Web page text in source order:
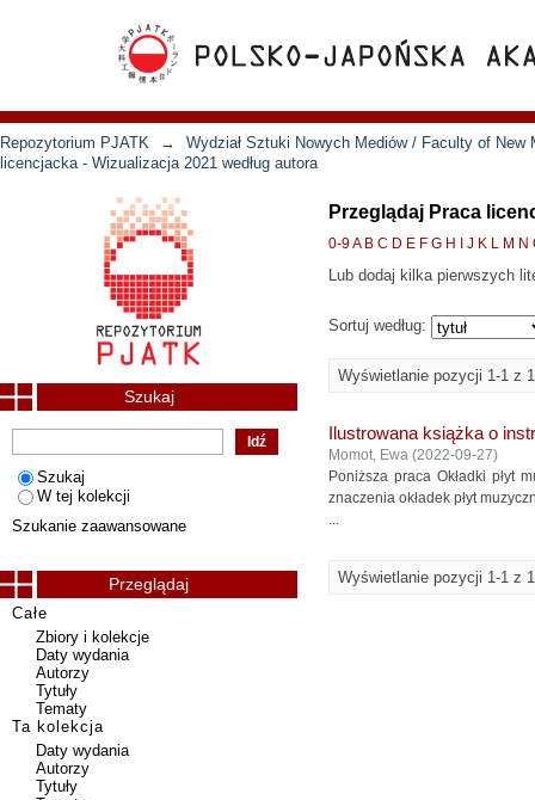
Repozytorium PJATK →
Wydział Sztuki Nowych Mediów / Faculty of New
licencjacka - Wizualizacja 2021 według autora
Przeglądaj Praca
0-9A B C D E F G H J K L M N
Lub dodaj kilka pierwszych
Sortuj według:
Wyświetlanie pozycji 1-1 z 1
Ilustrowana książka o
Momot, Ewa (2022-09-27)
Poniższa praca Okładki płyt
znaczenia okładek płyt
...
Wyświetlanie pozycji 1-1 z 1
Szukaj
Szukaj
W tej kolekcji
Szukanie zaawansowane
Przeglądaj
Całe
Zbiory i kolekcje
Daty wydania
Autorzy
Tytuły
Tematy
Ta kolekcja
Daty wydania
Autorzy
Tytuły